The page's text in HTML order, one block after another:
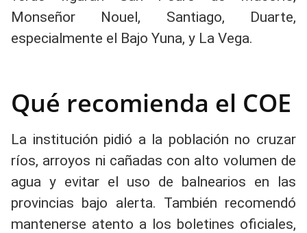
Monseñor Nouel, Santiago, Duarte,
especialmente el Bajo Yuna, y La Vega.
Qué recomienda el COE
La institución pidió a la población no cruzar
ríos, arroyos ni cañadas con alto volumen de
agua y evitar el uso de balnearios en las
provincias bajo alerta. También recomendó
mantenerse atento a los boletines oficiales,